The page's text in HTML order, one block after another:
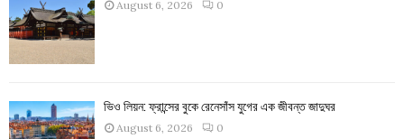
August 6, 2026 0
ভিও লিয়ন: ফ্রান্সের বুকে রেনেসাঁস যুগের এক জীবন্ত জাদুঘর
August 6, 2026 0